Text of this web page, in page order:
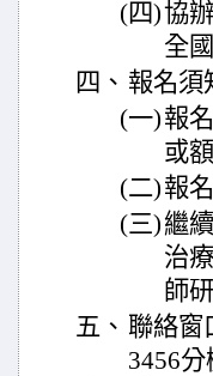
(四)協
全
四、 報名須
(一)報
或
(二)報
(三)繼
治
師
五、 聯絡窗
3456分